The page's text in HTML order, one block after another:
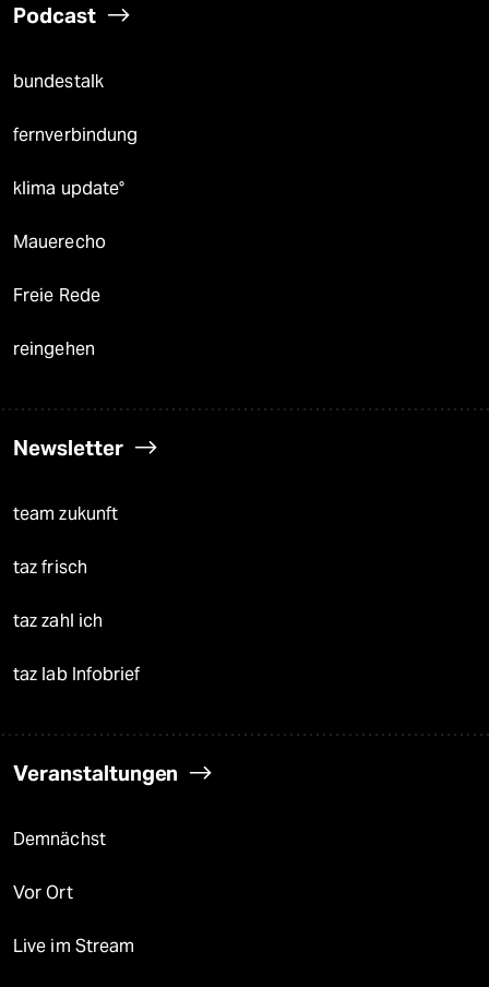
Podcast
bundestalk
fernverbindung
klima update°
Mauerecho
Freie Rede
reingehen
Newsletter
team zukunft
taz frisch
taz zahl ich
taz lab Infobrief
Veranstaltungen
Demnächst
Vor Ort
Live im Stream